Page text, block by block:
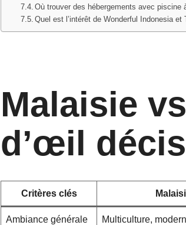
Où trouver des hébergements avec piscine
Quel est l’intérêt de Wonderful Indonesia et
Malaisie
d’œil
Critères clés
Ambiance générale Multiculture,